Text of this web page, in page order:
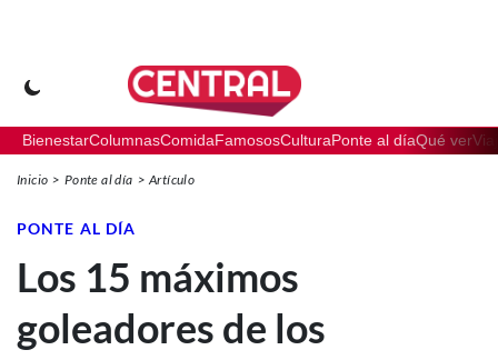
BienestarColumnasComidaFamososCulturaPonte al díaQué ver
Inicio Ponte al día Artículo
PONTE AL DÍA
Los 15 máximos
goleadores de los